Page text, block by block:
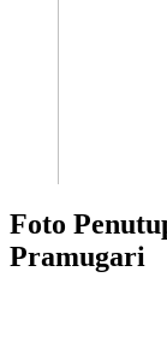
Foto
Pramugari